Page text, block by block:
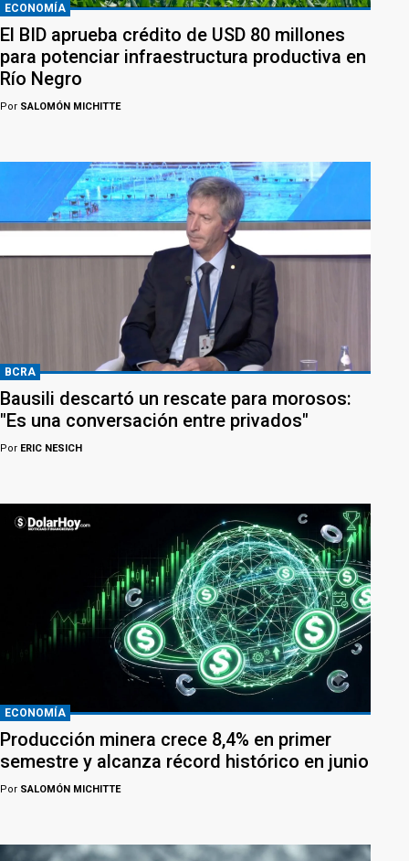
ECONOMÍA
El BID aprueba crédito de USD 80 millones
para potenciar infraestructura productiva en
Río Negro
Por SALOMÓN MICHITTE
BCRA
Bausili descartó un rescate para morosos:
"Es una conversación entre privados"
Por ERIC NESICH
ECONOMÍA
Producción minera crece 8,4% en primer
semestre y alcanza récord histórico en junio
Por SALOMÓN MICHITTE